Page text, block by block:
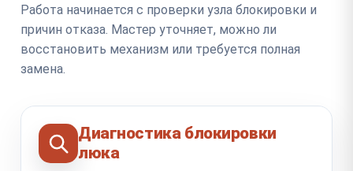
Работа начинается с проверки узла блокировки и
причин отказа. Мастер уточняет, можно ли
восстановить механизм или требуется полная
замена.
Диагностика блокировки
люка